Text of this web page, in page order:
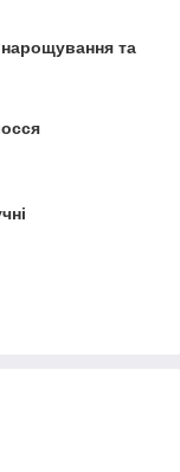
та